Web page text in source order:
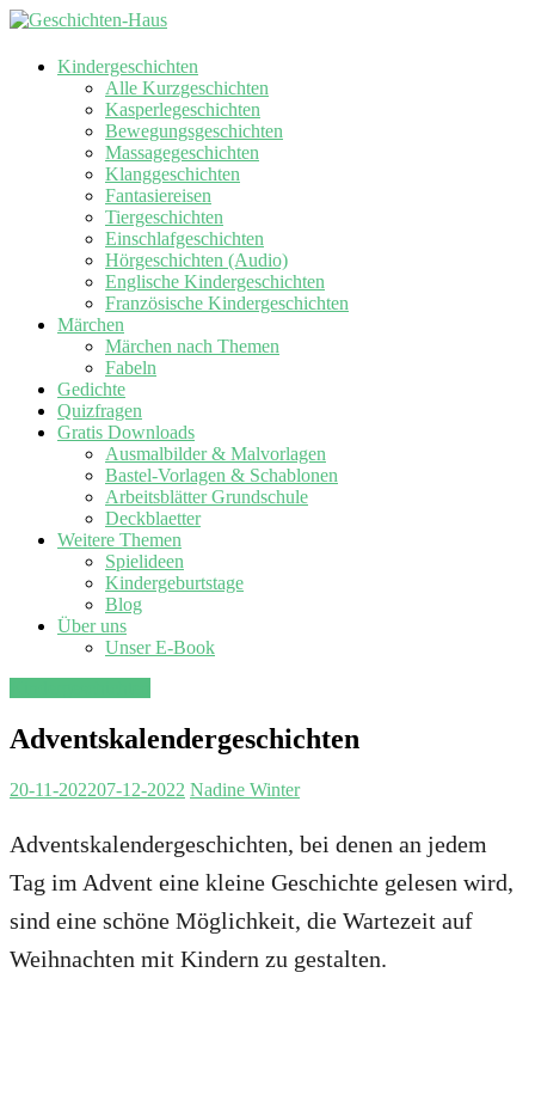
Kindergeschichten
Alle Kurzgeschichten
Kasperlegeschichten
Bewegungsgeschichten
Massagegeschichten
Klanggeschichten
Fantasiereisen
Tiergeschichten
Einschlafgeschichten
Hörgeschichten (Audio)
Englische Kindergeschichten
Französische Kindergeschichten
Märchen
Märchen nach Themen
Fabeln
Gedichte
Quizfragen
Gratis Downloads
Ausmalbilder & Malvorlagen
Bastel-Vorlagen & Schablonen
Arbeitsblätter Grundschule
Deckblaetter
Weitere Themen
Spielideen
Kindergeburtstage
Blog
Über uns
Unser E-Book
Adventskalendergeschichten
20-11-202207-12-2022 Nadine Winter
Adventskalendergeschichten, bei denen an jedem
Tag im Advent eine kleine Geschichte gelesen wird,
sind eine schöne Möglichkeit, die Wartezeit auf
Weihnachten mit Kindern zu gestalten.